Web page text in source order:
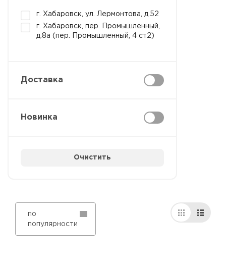
г. Хабаровск, ул. Лермонтова, д.52
г. Хабаровск, пер. Промышленный,
д.8а (пер. Промышленный, 4 ст2)
Доставка
Новинка
Очистить
по
популярности